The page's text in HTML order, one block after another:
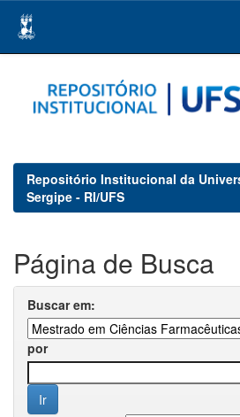
navigation
Repositório Institucional da
Sergipe - RI/UFS
Página de Busca
Buscar em:
por